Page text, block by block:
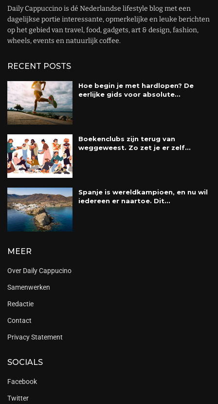
Daily Cappuccino is dé Nederlandse lifestyle blog met een
dagelijkse portie interessante, opmerkelijke en leuke berichten
op het gebied van travel, food, gadgets, art & design, fashion,
wheels, events en natuurlijk coffee.
RECENT POSTS
Hoe begin je met hardlopen? De
eerlijke gids voor absolute...
Boekenclubs zijn terug van
weggeweest. Zo zet je er zelf...
Spanje is wereldkampioen, en nu wil
iedereen er naartoe. Dit...
MEER
Over Daily Cappucino
Samenwerken
Redactie
Contact
Privacy Statement
SOCIALS
Facebook
Twitter